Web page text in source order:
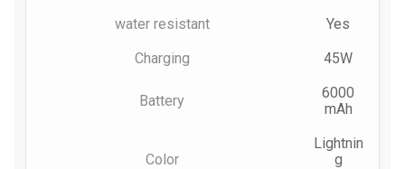
water resistant
Yes
Charging
45W
Battery
6000
mAh
Color
Lightnin
g